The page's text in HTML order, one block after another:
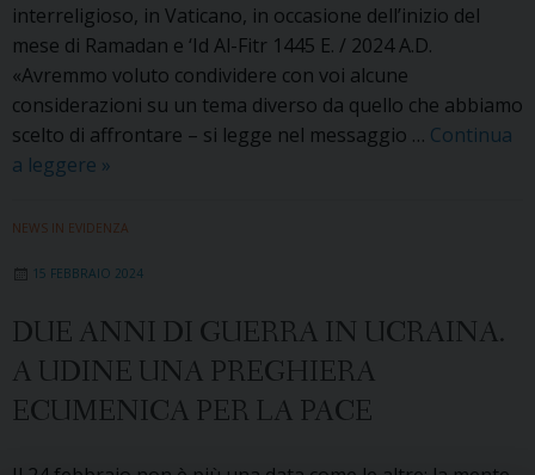
interreligioso, in Vaticano, in occasione dell’inizio del
mese di Ramadan e ‘Id Al-Fitr 1445 E. / 2024 A.D.
«Avremmo voluto condividere con voi alcune
considerazioni su un tema diverso da quello che abbiamo
scelto di affrontare – si legge nel messaggio … Continua
a leggere Cristiani
musulmani
la
Il
Messaggio
per
Ramadan
»
NEWS IN EVIDENZA
15 FEBBRAIO 2024
DUE ANNI DI GUERRA IN UCRAINA.
A UDINE UNA PREGHIERA
ECUMENICA PER LA PACE